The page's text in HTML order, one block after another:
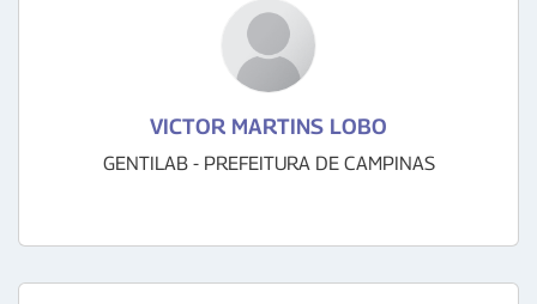
VICTOR MARTINS LOBO
GENTILAB - PREFEITURA DE CAMPINAS